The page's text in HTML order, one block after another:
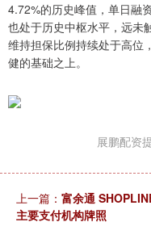
4.72%的历史峰值，单日融
也处于历史中枢水平，远未
维持担保比例持续处于高位
健的基础之上。
展鹏配资
上一篇： 富余通
主要支付机构牌照